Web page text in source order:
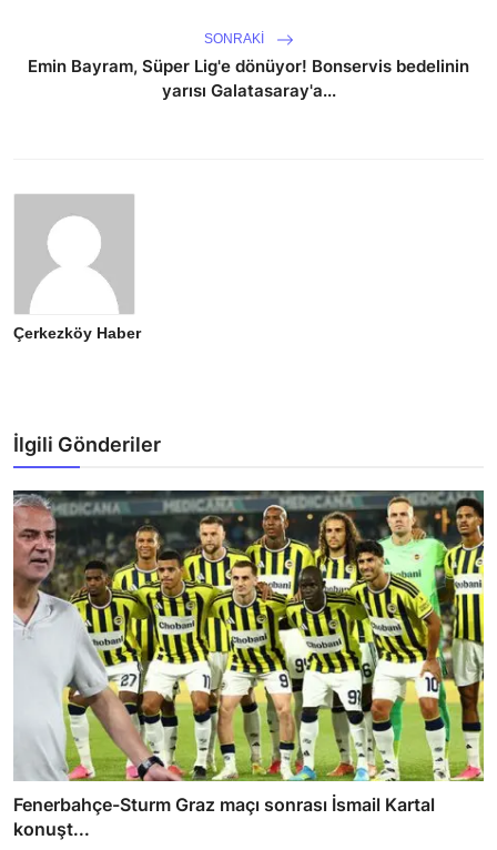
SONRAKI
Emin Bayram, Süper Lig'e dönüyor! Bonservis bedelinin
yarısı Galatasaray'a...
Çerkezköy Haber
İlgili Gönderiler
Fenerbahçe-Sturm Graz maçı sonrası İsmail Kartal
konuşt...